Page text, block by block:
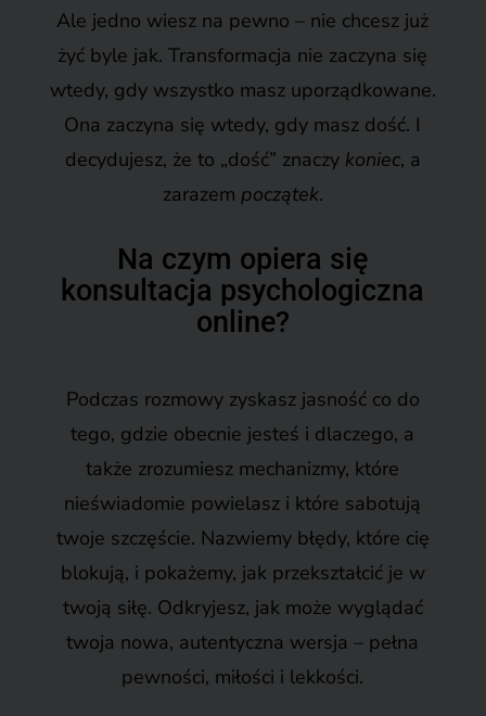
Ale jedno wiesz na pewno – nie chcesz już
żyć byle jak.Transformacja nie zaczyna się
wtedy, gdy wszystko masz uporządkowane.
Ona zaczyna się wtedy, gdy masz dość. I
decydujesz, że to „dość” znaczy koniec, a
zarazem początek.
Na czym opiera się
konsultacja psychologiczna
online?
Podczas rozmowy zyskasz jasność co do
tego, gdzie obecnie jesteś i dlaczego, a
także zrozumiesz mechanizmy, które
nieświadomie powielasz i które sabotują
twoje szczęście. Nazwiemy błędy, które cię
blokują, i pokażemy, jak przekształcić je w
twoją siłę. Odkryjesz, jak może wyglądać
twoja nowa, autentyczna wersja – pełna
pewności, miłości i lekkości.